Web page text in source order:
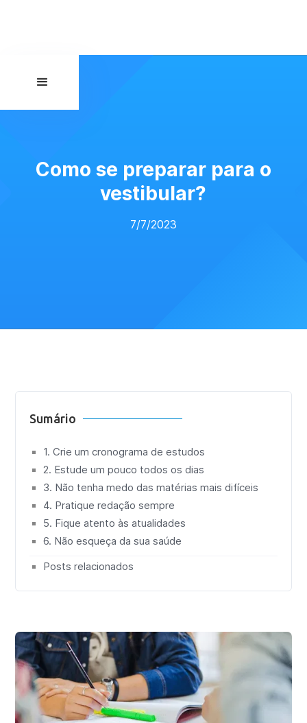
Como se preparar para o
vestibular?
7/7/2023
Sumário
1. Crie um cronograma de estudos
2. Estude um pouco todos os dias
3. Não tenha medo das matérias mais difíceis
4. Pratique redação sempre
5. Fique atento às atualidades
6. Não esqueça da sua saúde
Posts relacionados